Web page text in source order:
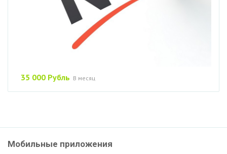
35 000 Рубль В месяц
Мобильные приложения